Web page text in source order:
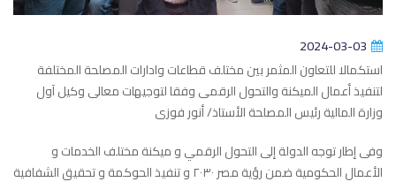
2024-03-03
استكمالا للتعاون المثمر بين مختلف قطاعات وادارات المصلحة المختلفة
لتنفيذ أعمال الميكنة والتحول الرقمى وفقا لتوجيهات معالى وكيل آول
وزارة المالية رئيس المصلحة الأستاذ/ أنور فوزى
وفى إطار توجه الدولة إلى التحول الرقمي و ميكنة مختلف الخدمات و
الأعمال الحكومية ضمن رؤية مصر ٢٠٣٠ و تنفيذ الحوكمة و تحقيق الشفافية